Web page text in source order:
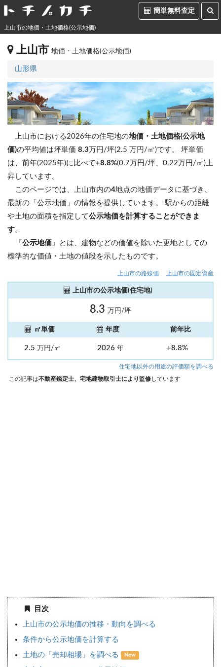
簡単無料査定
上山市の地価・土地価格(公示地価)
上山市 地価・土地価格(公示地価)
山形県
上山市における2026年の住宅地の地価・土地価格(公示地
価)の平均値は坪単価 8.3万円/坪(2.5 万円/㎡)です。 坪単価
は、前年(2025年)に比べて+8.8%(0.7万円/坪、0.22万円/㎡)上
昇しています。
このページでは、上山市内の4地点の地価データに基づき、
最新の「公示地価」の情報を提供しています。 駅からの距離
や土地の面積を指定して公示地価を計算することができま
す。
『公示地価 』とは、建物などの価値を除いた更地としての
標準的な価値・土地の値段を示したものです。
上山市の路線価 上山市の固定資産
上山市の公示地価(住宅地)
8.3 万円/坪
㎡単価 年度 前年比
2.5 万円/㎡ 2026 年 +8.8%
住宅地以外の用途の評価額を調べる
この記事は不動産鑑定士、宅地建物取引士により監修しています
目次
上山市の公示地価の推移・動向を調べる
条件から公示地価を計算する
土地の「売却相場」を調べる New